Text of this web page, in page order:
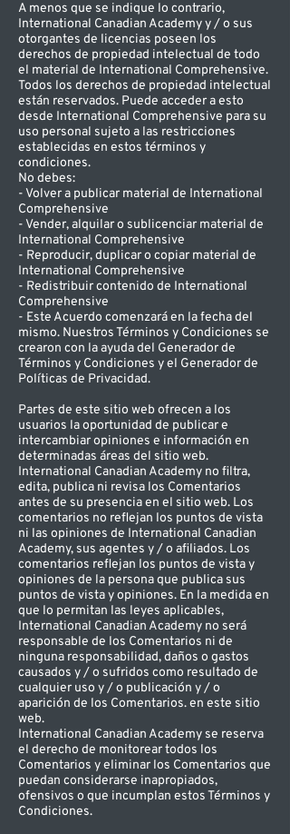
A menos que se indique lo contrario,
International Canadian Academy y / o sus
otorgantes de licencias poseen los
derechos de propiedad intelectual de todo
el material de International Comprehensive.
Todos los derechos de propiedad intelectual
están reservados. Puede acceder a esto
desde International Comprehensive para su
uso personal sujeto a las restricciones
establecidas en estos términos y
condiciones.
No debes:
- Volver a publicar material de International
Comprehensive
- Vender, alquilar o sublicenciar material de
International Comprehensive
- Reproducir, duplicar o copiar material de
International Comprehensive
- Redistribuir contenido de International
Comprehensive
- Este Acuerdo comenzará en la fecha del
mismo. Nuestros Términos y Condiciones se
crearon con la ayuda del Generador de
Términos y Condiciones y el Generador de
Políticas de Privacidad.
Partes de este sitio web ofrecen a los
usuarios la oportunidad de publicar e
intercambiar opiniones e información en
determinadas áreas del sitio web.
International Canadian Academy no filtra,
edita, publica ni revisa los Comentarios
antes de su presencia en el sitio web. Los
comentarios no reflejan los puntos de vista
ni las opiniones de International Canadian
Academy, sus agentes y / o afiliados. Los
comentarios reflejan los puntos de vista y
opiniones de la persona que publica sus
puntos de vista y opiniones. En la medida en
que lo permitan las leyes aplicables,
International Canadian Academy no será
responsable de los Comentarios ni de
ninguna responsabilidad, daños o gastos
causados y / o sufridos como resultado de
cualquier uso y / o publicación y / o
aparición de los Comentarios. en este sitio
web.
International Canadian Academy se reserva
el derecho de monitorear todos los
Comentarios y eliminar los Comentarios que
puedan considerarse inapropiados,
ofensivos o que incumplan estos Términos y
Condiciones.